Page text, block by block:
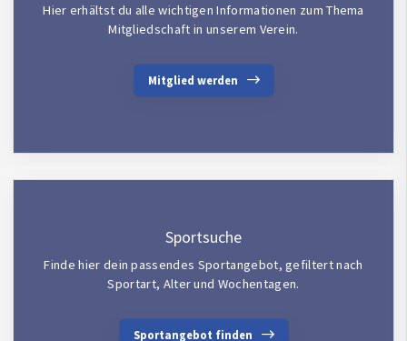
Hier erhältst du alle wichtigen Informationen zum Thema
Mitgliedschaft in unserem Verein.
Mitglied werden
Sportsuche
Finde hier dein passendes Sportangebot, gefiltert nach
Sportart, Alter und Wochentagen.
Sportangebot finden